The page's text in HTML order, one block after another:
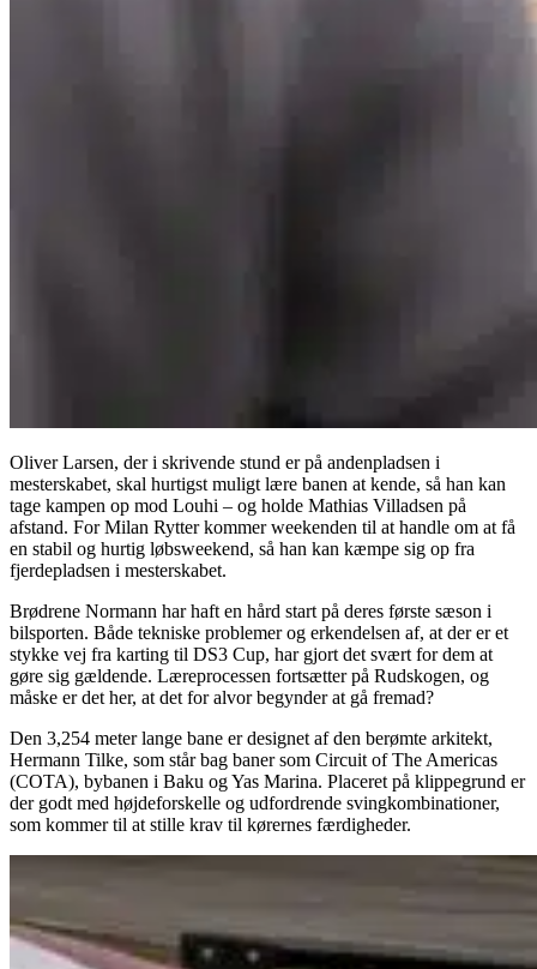
Oliver Larsen, der i skrivende stund er på andenpladsen i
mesterskabet, skal hurtigst muligt lære banen at kende, så han kan
tage kampen op mod Louhi – og holde Mathias Villadsen på
afstand. For Milan Rytter kommer weekenden til at handle om at få
en stabil og hurtig løbsweekend, så han kan kæmpe sig op fra
fjerdepladsen i mesterskabet.
Brødrene Normann har haft en hård start på deres første sæson i
bilsporten. Både tekniske problemer og erkendelsen af, at der er et
stykke vej fra karting til DS3 Cup, har gjort det svært for dem at
gøre sig gældende. Læreprocessen fortsætter på Rudskogen, og
måske er det her, at det for alvor begynder at gå fremad?
Den 3,254 meter lange bane er designet af den berømte arkitekt,
Hermann Tilke, som står bag baner som Circuit of The Americas
(COTA), bybanen i Baku og Yas Marina. Placeret på klippegrund er
der godt med højdeforskelle og udfordrende svingkombinationer,
som kommer til at stille krav til kørernes færdigheder.